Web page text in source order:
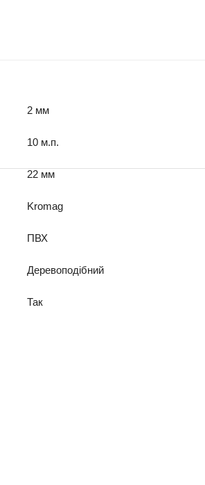
2 мм
10 м.п.
22 мм
Kromag
ПВХ
Деревоподібний
Так